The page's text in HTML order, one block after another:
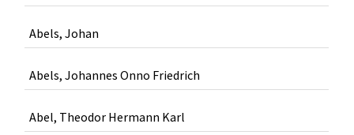
Abels, Johan
Abels, Johannes Onno Friedrich
Abel, Theodor Hermann Karl